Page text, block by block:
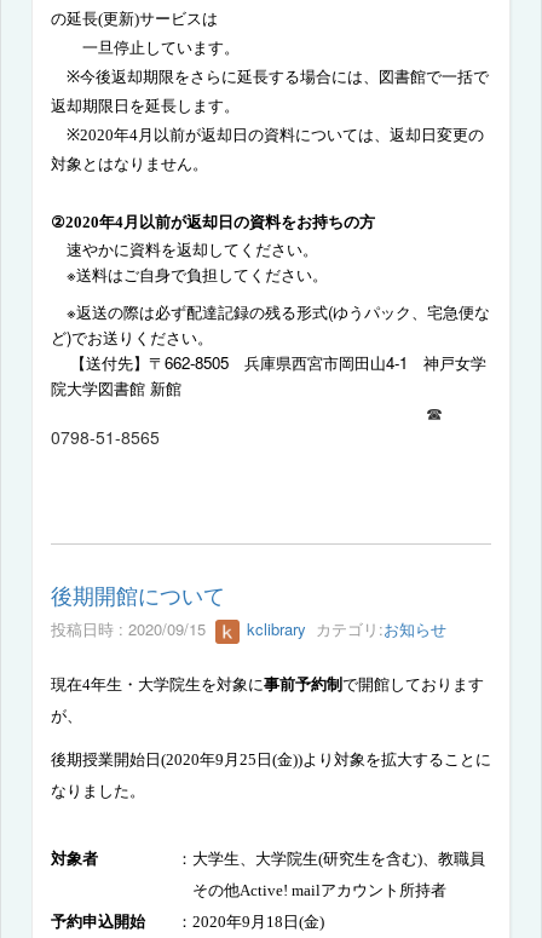
の延長(更新)サービスは
一旦停止しています。
※今後返却期限をさらに延長する場合には、図書館で一括で
返却期限日を延長します。
※2020年4月以前が返却日の資料については、返却日変更の
対象とはなりません。
②2020年4月以前が返却日の資料をお持ちの方
速やかに資料を返却してください。
※送料はご自身で負担してください。
※返送の際は必ず配達記録の残る形式(ゆうパック、宅急便な
ど)でお送りください。
【送付先】〒662-8505 兵庫県西宮市岡田山4-1
神戸女学
院大学図書館 新館
☎
0798-51-8565
後期開館について
投稿日時 : 2020/09/15 kclibrary カテゴリ:お知らせ
現在4年生・大学院生を対象に事前予約制 で開館しております
が、
後期授業開始日 (2020年9 月 25 日 (金))より対象を拡大することに
なりました。
対象者 ：大学生 、大学院生(研究生を含む)、教職員
その他Active! mailアカウント所持者
予約申込開始
： 2020年9 月 18 日 (金)